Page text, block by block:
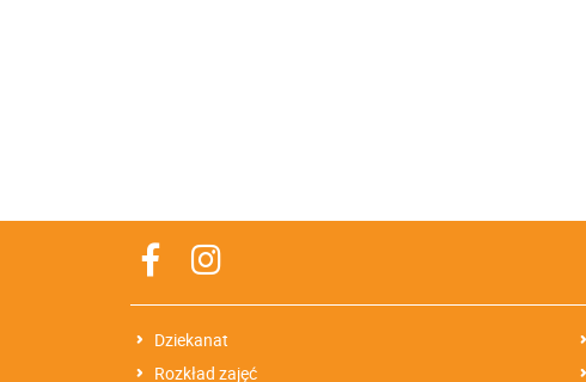
Dziekanat
Rozkład zajęć